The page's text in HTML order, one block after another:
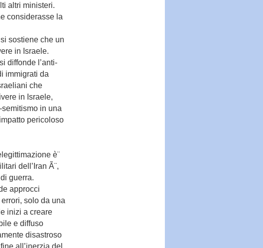
altri ministeri.
considerasse la
sostiene che un
in Israele.
diffonde l’anti-
immigrati da
che
in Israele,
in una
pericoloso
è¨
dell’Iran Ã¨,
guerra.
approcci
solo da una
inizi a creare
e diffuso
disastroso
all’inerzia del